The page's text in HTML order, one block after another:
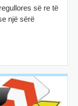
së re të
një sërë